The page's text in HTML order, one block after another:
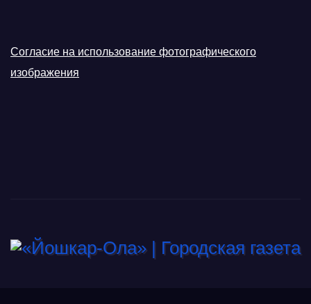
Согласие на использование фотографического
изображения